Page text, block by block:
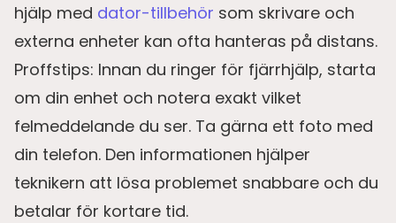
hjälp med dator-tillbehör som skrivare och
externa enheter kan ofta hanteras på distans.
Proffstips: Innan du ringer för fjärrhjälp, starta
om din enhet och notera exakt vilket
felmeddelande du ser. Ta gärna ett foto med
din telefon. Den informationen hjälper
teknikern att lösa problemet snabbare och du
betalar för kortare tid.